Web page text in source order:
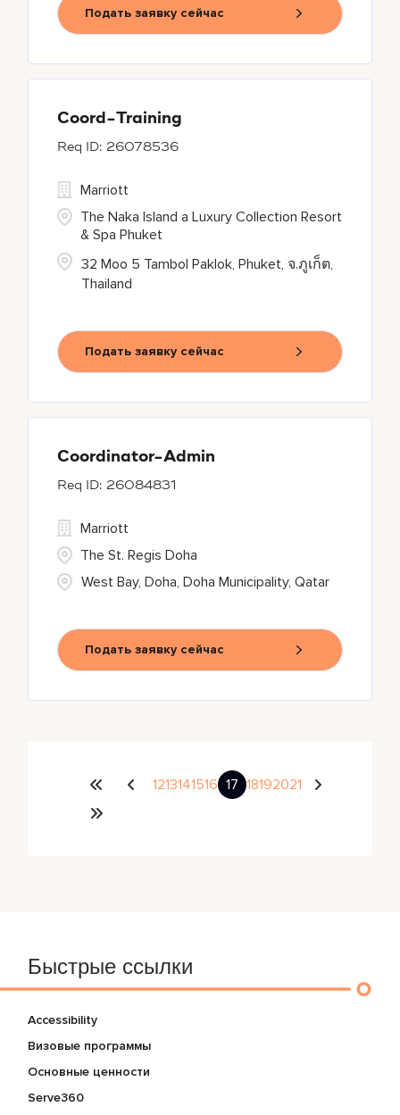
Подать заявку сейчас
Coord-Training
26078536
32 Moo 5 Tambol Paklok, Phuket, จ.ภูเก็ต,
Thailand
Marriott
The Naka Island a Luxury Collection Resort
& Spa Phuket
Подать заявку сейчас
Coordinator-Admin
26084831
West Bay, Doha, Doha Municipality, Qatar
Marriott
The St. Regis Doha
Подать заявку сейчас
1213141516 17 18192021
Быстрые ссылки
Accessibility
Визовые программы
Основные ценности
Serve360